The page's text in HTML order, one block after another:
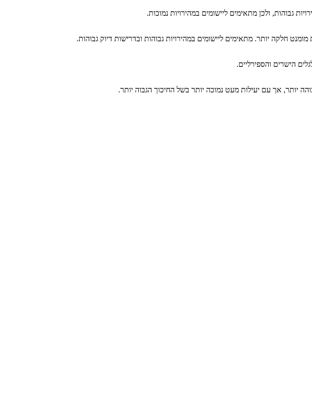
גבוהות, ולכן מתאימים ליישומים במהירויות נמוכות.
חלקה יותר. מתאימים ליישומים במהירויות גבוהות ובדרישות דיוק גבוהות.
הישרים והספירליים.
יותר, אך עם יעילות מעט נמוכה יותר בשל החיכוך הגבוה יותר.